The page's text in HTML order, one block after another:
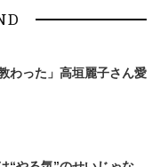
わった」高垣麗子さん愛